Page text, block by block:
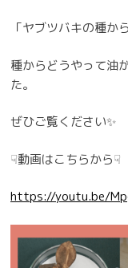
「ヤブツバキの種か
種からどうやって油
た。
ぜひご覧ください✨
☟動画はこちらから☟
https://youtu.be/